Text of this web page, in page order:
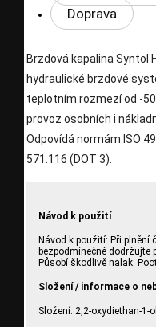
Doprava
Brzdová kapalina Syntol
hydraulické brzdové
teplotním rozmezí od -50
provoz osobních i
Odpovídá normám ISO
571.116 (DOT 3).
Návod k použití
Návod k použití: Při plnění
bezpodmínečně dodržujte
Působí škodlivě nalak.
Složení / informace o
Složení: 2,2-oxydiethan-1-